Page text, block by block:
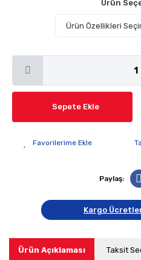
Ürün
Sepete Ekle
Paylaş:
Kargo
Ürün Açıklaması Taksit